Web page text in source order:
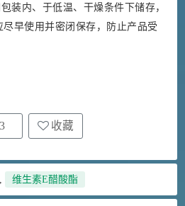
装内、于低温、干燥条件下储存，
早使用并密闭保存，防止产品受
3 收藏
维生素E醋酸酯